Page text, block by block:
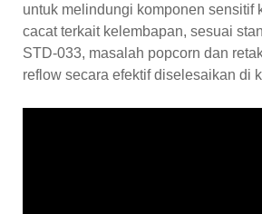
untuk melindungi komponen sensitif
cacat terkait kelembapan, sesuai
STD-033, masalah popcorn dan
reflow secara efektif diselesaikan di